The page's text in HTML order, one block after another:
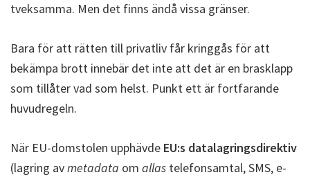
tveksamma. Men det finns ändå vissa gränser.
Bara för att rätten till privatliv får kringgås för att
bekämpa brott innebär det inte att det är en brasklapp
som tillåter vad som helst. Punkt ett är fortfarande
huvudregeln.
När EU-domstolen upphävde EU:s datalagringsdirektiv
(lagring avmetadata om allas telefonsamtal, SMS, e-